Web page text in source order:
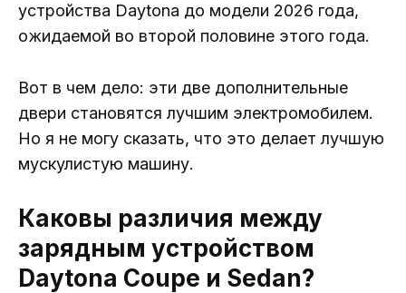
устройства Daytona до модели 2026 года,
ожидаемой во второй половине этого года.
Вот в чем дело: эти две дополнительные
двери становятся лучшим электромобилем.
Но я не могу сказать, что это делает лучшую
мускулистую машину.
Каковы различия между
зарядным устройством
Daytona Coupe и Sedan?